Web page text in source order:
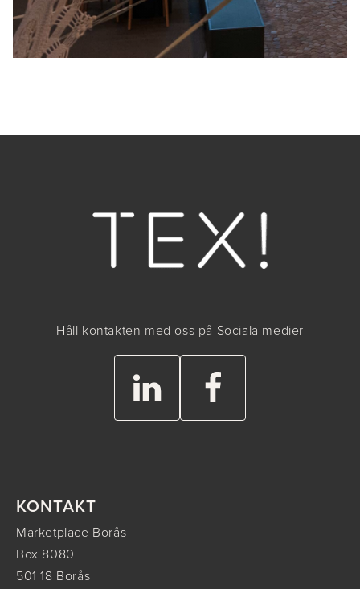
Håll kontakten med oss på Sociala medier
KONTAKT
Marketplace Borås
Box 8080
501 18 Borås